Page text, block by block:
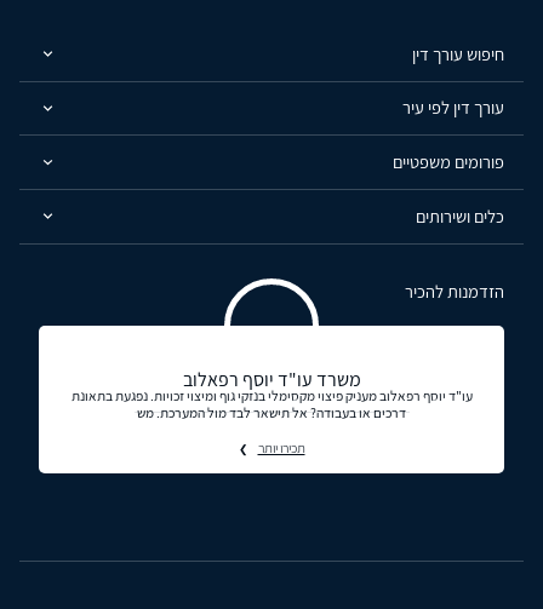
חיפוש עורך דין
עורך דין לפי עיר
פורומים משפטיים
כלים ושירותים
הזדמנות להכיר
משרד עו"ד יוסף רפאלוב
עו"ד יוסף רפאלוב מעניק פיצוי מקסימלי בנזקי גוף ומיצוי זכויות. נפגעת בתאונת
דרכים או בעבודה? אל תישאר לבד מול המערכת. מש
תכירו יותר